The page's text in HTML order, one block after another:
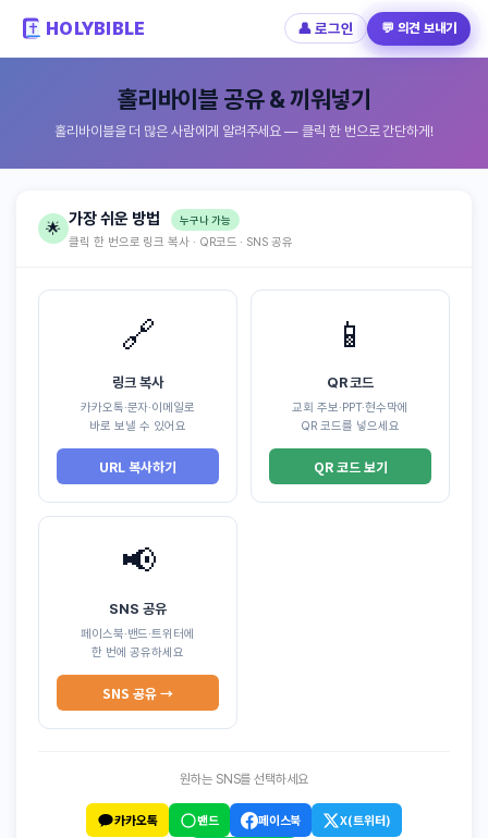
HOLYBIBLE 👤 로그인 💬 의견 보내기
홀리바이블 공유 & 끼워넣기
홀리바이블을 더 많은 사람에게 알려주세요 — 클릭 한 번으로 간단하게!
🌟 가장 쉬운 방법 누구나 가능
클릭 한 번으로 링크 복사 · QR코드 · SNS 공유
🔗
링크 복사
카카오톡·문자·이메일로
바로 보낼 수 있어요
URL 복사하기
📱
QR 코드
교회 주보·PPT·현수막에
QR 코드를 넣으세요
QR 코드 보기
📢
SNS 공유
페이스북·밴드·트위터에
한 번에 공유하세요
SNS 공유 →
원하는 SNS를 선택하세요
카카오톡 밴드 페이스북
X(트위터)